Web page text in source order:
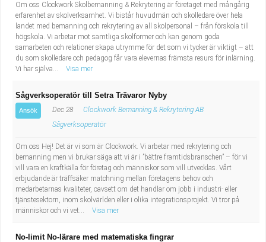
Om oss Clockwork Skolbemanning & Rekrytering är företaget med mångårig
erfarenhet av skolverksamhet. Vi bistår huvudmän och skolledare över hela
landet med bemanning och rekrytering av all skolpersonal – från förskola till
högskola. Vi arbetar mot samtliga skolformer och kan genom goda
samarbeten och relationer skapa utrymme för det som vi tycker är viktigt – att
du som skolledare och pedagog får vara elevernas främsta resurs för inlärning.
Vi har själva...
Visa mer
Sågverksoperatör till Setra Trävaror Nyby
Ansök Dec 28
Clockwork Bemanning & Rekrytering AB
Sågverksoperatör
Om oss Hej! Det är vi som är Clockwork. Vi arbetar med rekrytering och
bemanning men vi brukar säga att vi är i ”bättre framtidsbranschen” – för vi
vill vara en kraftkälla för företag och människor som vill utvecklas. Vårt
erbjudande är träffsäker matchning mellan företagens behov och
medarbetarnas kvaliteter, oavsett om det handlar om jobb i industri- eller
tjänstesektorn, inom skolvärlden eller i olika integrationsprojekt. Vi tror på
människor och vi vet...
Visa mer
No-limit No-lärare med matematiska fingrar